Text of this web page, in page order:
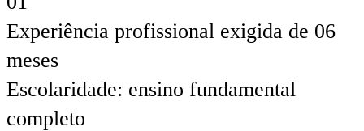
Experiência profissional exigida de 06
meses
Escolaridade: ensino fundamental
completo